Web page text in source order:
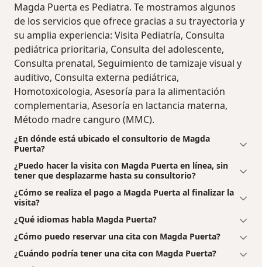
Magda Puerta es Pediatra. Te mostramos algunos
de los servicios que ofrece gracias a su trayectoria y
su amplia experiencia: Visita Pediatría, Consulta
pediátrica prioritaria, Consulta del adolescente,
Consulta prenatal, Seguimiento de tamizaje visual y
auditivo, Consulta externa pediátrica,
Homotoxicologia, Asesoría para la alimentación
complementaria, Asesoría en lactancia materna,
Método madre canguro (MMC).
¿En dónde está ubicado el consultorio de Magda
Puerta?
¿Puedo hacer la visita con Magda Puerta en línea, sin
tener que desplazarme hasta su consultorio?
¿Cómo se realiza el pago a Magda Puerta al finalizar la
visita?
¿Qué idiomas habla Magda Puerta?
¿Cómo puedo reservar una cita con Magda Puerta?
¿Cuándo podría tener una cita con Magda Puerta?